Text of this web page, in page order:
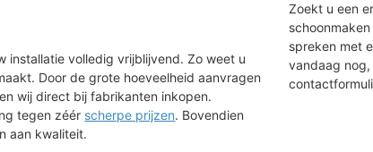
installatie volledig vrijblijvend. Zo weet u
Door de grote hoeveelheid aanvragen
wij direct bij fabrikanten inkopen.
tegen zéér scherpe prijzen. Bovendien
aan kwaliteit.
Zoekt u een
spreken met
vandaag